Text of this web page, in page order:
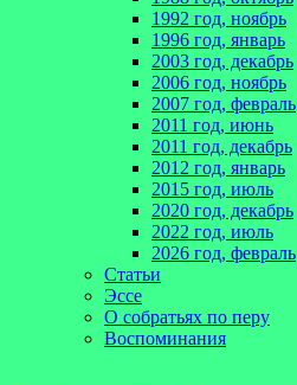
1992 год, ноябрь
1996 год, январь
2003 год, декабрь
2006 год, ноябрь
2007 год, февраль
2011 год, июнь
2011 год, декабрь
2012 год, январь
2015 год, июль
2020 год, декабрь
2022 год, июль
2026 год, февраль
Статьи
Эссе
О собратьях по перу
Воспоминания